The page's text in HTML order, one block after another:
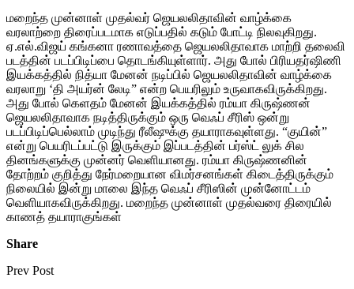
மறைந்த முன்னாள் முதல்வர் ஜெயலலிதாவின் வாழ்க்கை
வரலாற்றை திரைப்படமாக எடுப்பதில் கடும் போட்டி நிலவுகிறது.
ஏ.எல்.விஜய் கங்கனா ரணாவத்தை ஜெயலலிதாவாக மாற்றி தலைவி
படத்தின் படப்பிடிப்பை தொடங்கியுள்ளார். அது போல் பிரியதர்ஷிணி
இயக்கத்தில் நித்யா மேனன் நடிப்பில் ஜெயலலிதாவின் வாழ்க்கை
வரலாறு ‘தி அயர்ன் லேடி” என்ற பெயரிலும் உருவாகவிருக்கிறது.
அது போல் கெளதம் மேனன் இயக்கத்தில் ரம்யா கிருஷ்ணன்
ஜெயலலிதாவாக நடித்திருக்கும் ஒரு வெஃப் சீரிஸ் ஒன்று
படப்பிடிப்பெல்லாம் முடிந்து ரீலீஷுக்கு தயாராகவுள்ளது. “குயின்”
என்று பெயரிடப்பட்டு இருக்கும் இப்படத்தின் பர்ஸ்ட் லுக் சில
தினங்களுக்கு முன்னர் வெளியானது. ரம்யா கிருஷ்ணனின்
தோற்றம் குறித்து நேர்மறையான விமர்சனங்கள் கிடைத்திருக்கும்
நிலையில் இன்று மாலை இந்த வெஃப் சீரிஸின் முன்னோட்டம்
வெளியாகவிருக்கிறது. மறைந்த முன்னாள் முதல்வரை திரையில்
காணத் தயாராகுங்கள்
Share
Prev Post